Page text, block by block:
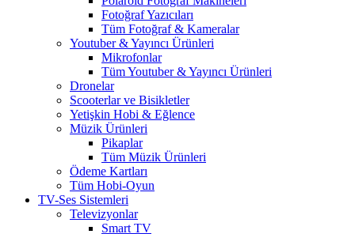
Fotoğraf Yazıcıları
Tüm Fotoğraf & Kameralar
Youtuber & Yayıncı Ürünleri
Mikrofonlar
Tüm Youtuber & Yayıncı Ürünleri
Dronelar
Scooterlar ve Bisikletler
Yetişkin Hobi & Eğlence
Müzik Ürünleri
Pikaplar
Tüm Müzik Ürünleri
Ödeme Kartları
Tüm Hobi-Oyun
TV-Ses Sistemleri
Televizyonlar
Smart TV